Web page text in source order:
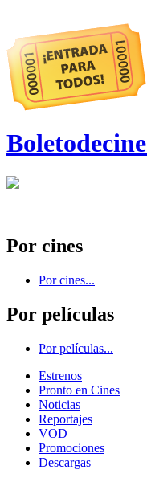
Por cines
Por cines...
Por películas
Por películas...
Estrenos
Pronto en Cines
Noticias
Reportajes
VOD
Promociones
Descargas